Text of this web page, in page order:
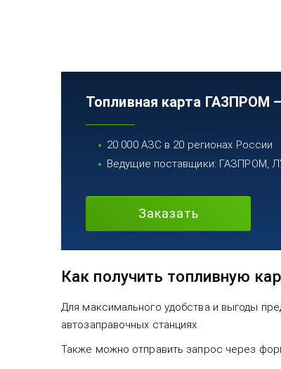
Топливная карта ГАЗПРОМ
20 000 АЗС в 20 регионах России
Ведущие поставщики: ГАЗПРОМ,
Заказать
Как получить топливную
Для максимального удобства и выгоды
автозаправочных станциях.
Также можно отправить запрос через